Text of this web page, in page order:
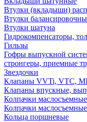
Втулки (вкладыши)
Втулки
Втулки шатуна
Гидрокомпенсаторы,
Гильзы
Гофры выпускной
стронгеры, приемные
Звездочки
Клапаны VVTi, VTC,
Клапаны впускные,
Колпачки маслосъемные
Колпачки
Кольца поршневые